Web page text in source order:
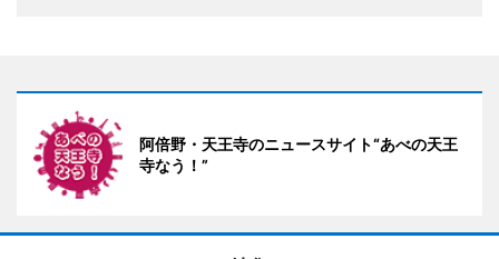
阿倍野・天王寺のニュースサイト“あべの天王
寺なう！”